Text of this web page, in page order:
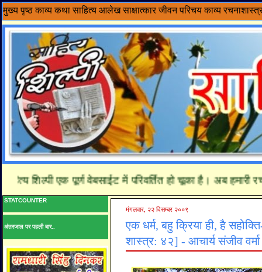
मुख्य पृष्ठ काव्य कथा साहित्य आलेख साक्षात्कार जीवन परिचय काव्य
शिल्पी एक पूर्ण वेबसाईट में परिवर्तित हो चूका है। अब हमारी
STATCOUNTER
अंतरजाल पर पहली बार..
मंगलवार, २२ दिसम्बर २००९
एक धर्म, बहु क्रिया ही, है
शास्त्र: ४२] - आचार्य संजीव